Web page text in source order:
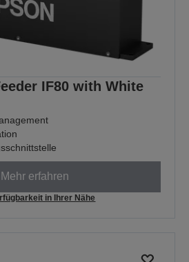
IF80 with White
Mehr erfahren
in Ihrer Nähe